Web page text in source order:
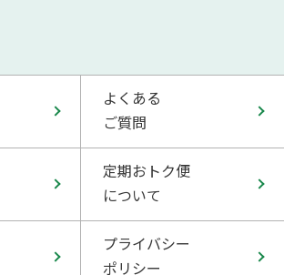
よくある
ご質問
定期おトク便
について
プライバシー
ポリシー